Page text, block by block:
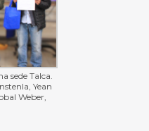
sede Talca.
Yean
Weber,